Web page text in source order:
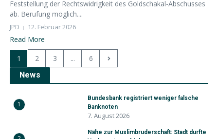
Feststellung der Rechtswidrigkeit des Goldschakal-Abschusses
ab. Berufung möglich....
JPD 12. Februar 2026
Read More
1 2 3 ...
6
News
1
Bundesbank registriert weniger falsche
Banknoten
7. August 2026
Nähe zur Muslimbruderschaft: Stadt durfte